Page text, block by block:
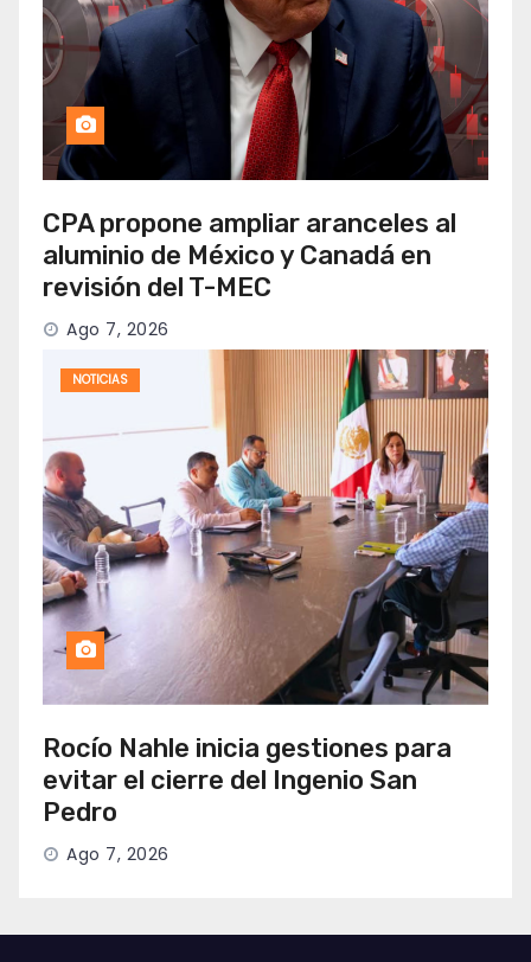
CPA propone ampliar aranceles al
aluminio de México y Canadá en
revisión del T-MEC
Ago 7, 2026
NOTICIAS
Rocío Nahle inicia gestiones para
evitar el cierre del Ingenio San
Pedro
Ago 7, 2026